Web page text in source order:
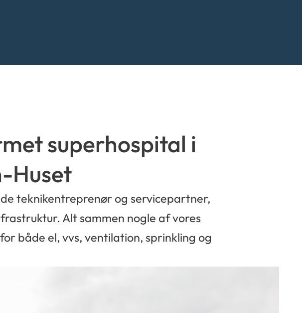
superhospital i
Huset
teknikentreprenør og servicepartner,
Alt sammen nogle af vores
både el, vvs, ventilation, sprinkling og